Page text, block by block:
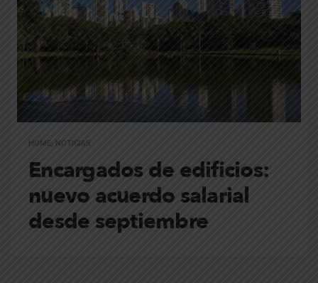
HOME, NOTICIAS
Encargados de edificios:
nuevo acuerdo salarial
desde septiembre